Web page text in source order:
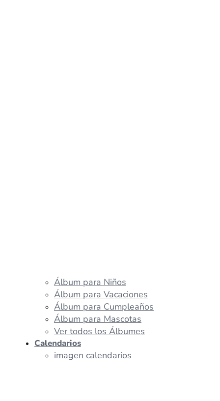
Álbum para Niños
Álbum para Vacaciones
Álbum para Cumpleaños
Álbum para Mascotas
Ver todos los Álbumes
Calendarios
imagen calendarios